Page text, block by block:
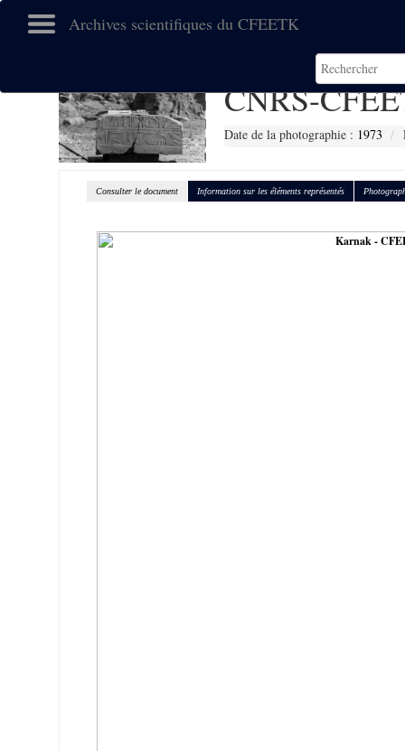
Archives scientifiques du CFEETK
CNRS-
Date de la photographie : 1973
Consulter le document Information sur les éléments représentés